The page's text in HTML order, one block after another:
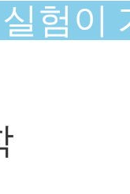
험이